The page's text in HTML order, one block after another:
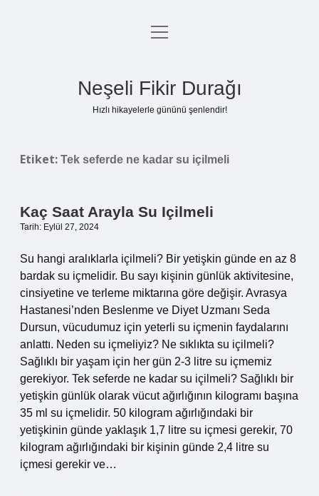
Anasayfa
menüyü
Neşeli Fikir Durağı
Hızlı hikayelerle gününü şenlendir!
Etiket: Tek seferde ne kadar su içilmeli
Kaç Saat Arayla Su Içilmeli
Tarih: Eylül 27, 2024
Su hangi aralıklarla içilmeli? Bir yetişkin günde en az 8
bardak su içmelidir. Bu sayı kişinin günlük aktivitesine,
cinsiyetine ve terleme miktarına göre değişir. Avrasya
Hastanesi’nden Beslenme ve Diyet Uzmanı Seda
Dursun, vücudumuz için yeterli su içmenin faydalarını
anlattı. Neden su içmeliyiz? Ne sıklıkta su içilmeli?
Sağlıklı bir yaşam için her gün 2-3 litre su içmemiz
gerekiyor. Tek seferde ne kadar su içilmeli? Sağlıklı bir
yetişkin günlük olarak vücut ağırlığının kilogramı başına
35 ml su içmelidir. 50 kilogram ağırlığındaki bir
yetişkinin günde yaklaşık 1,7 litre su içmesi gerekir, 70
kilogram ağırlığındaki bir kişinin günde 2,4 litre su
içmesi gerekir ve…